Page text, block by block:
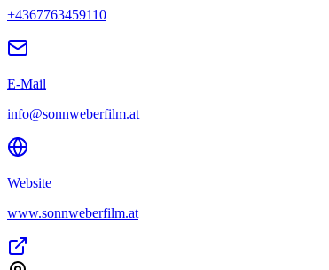
+4367763459110
E-Mail
info@sonnweberfilm.at
Website
www.sonnweberfilm.at